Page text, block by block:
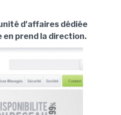
d'affaires dédiée
en prend la direction.